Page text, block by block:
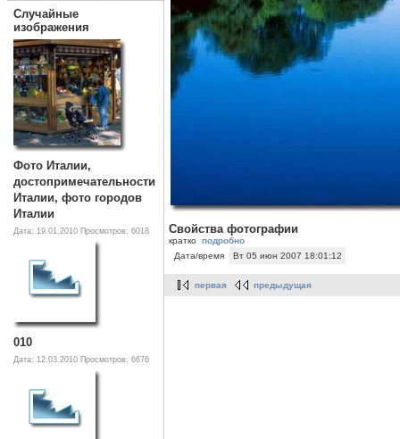
Случайные
изображения
Фото Италии,
достопримечательности
Италии, фото городов
Италии
Дата: 19.01.2010 Просмотров: 6018
010
Дата: 12.03.2010 Просмотров: 6676
Свойства фотографии
кратко подробно
Дата/время
Вт 05 июн 2007 18:01:12
первая предыдущая